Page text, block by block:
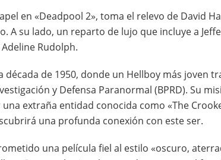
en «Deadpool 2», toma el relevo de David
A su lado, un reparto de lujo que incluye a
Rudolph.
década de 1950, donde un Hellboy más joven
y Defensa Paranormal (BPRD). Su
extraña entidad conocida como «The
una profunda conexión con este ser.
una película fiel al estilo «oscuro,